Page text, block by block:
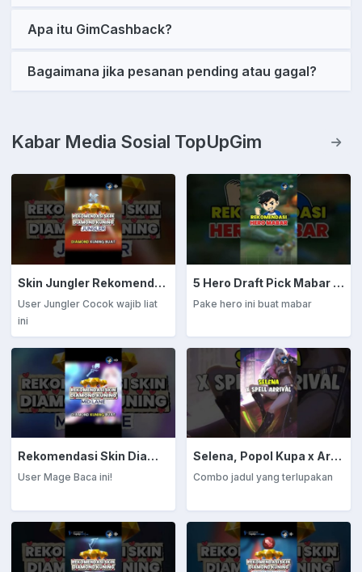
Apa itu GimCashback?
Bagaimana jika pesanan pending atau gagal?
Kabar Media Sosial TopUpGim
Skin Jungler Rekomendasi Diamond Kuning
User Jungler Cocok wajib liat
ini
5 Hero Draft Pick Mabar Auto Win
Pake hero ini buat mabar
Rekomendasi Skin Diamond Kuning: Mage
User Mage Baca ini!
Selena, Popol Kupa x Arrival
Combo jadul yang terlupakan